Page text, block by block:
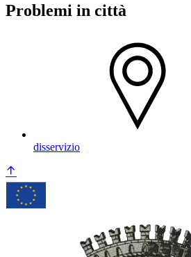
Problemi in città
disservizio